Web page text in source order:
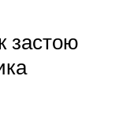
застою